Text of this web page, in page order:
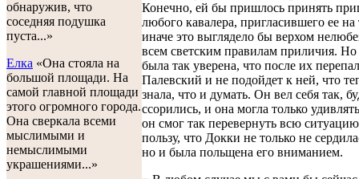
обнаружив, что
соседняя подушка
пуста...»
Елка «Она стояла на
большой площади. На
самой главной площади
этого огромного города.
Она сверкала всеми
мыслимыми и
немыслимыми
украшениями...»
Конечно, ей бы пришлось принять
любого кавалера, пригласившего ее на
иначе это выглядело бы верхом
всем светским правилам приличия.
была так уверена, что после их
Палевский и не подойдет к ней, что
знала, что и думать. Он вел себя так,
ссорились, и она могла только
он смог так перевернуть всю
пользу, что Докки не только не
но и была польщена его вниманием.